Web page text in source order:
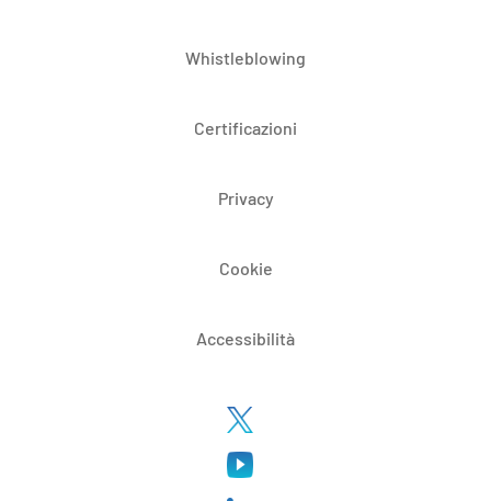
Whistleblowing
Certificazioni
Privacy
Cookie
Accessibilità